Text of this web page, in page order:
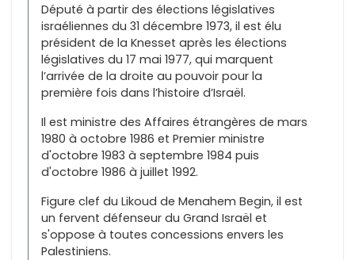
Député à partir des élections législatives
israéliennes du 31 décembre 1973, il est élu
président de la Knesset après les élections
législatives du 17 mai 1977, qui marquent
l’arrivée de la droite au pouvoir pour la
première fois dans l’histoire d’Israël.
Il est ministre des Affaires étrangères de mars
1980 à octobre 1986 et Premier ministre
d'octobre 1983 à septembre 1984 puis
d'octobre 1986 à juillet 1992.
Figure clef du Likoud de Menahem Begin, il est
un fervent défenseur du Grand Israël et
s'oppose à toutes concessions envers les
Palestiniens.